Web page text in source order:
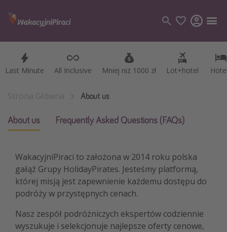
Last Minute All Inclusive Mniej niż 1000 zł Lot+hotel
Last Minute All Inclusive Mniej niż 1000 zł Lot+hotel
Kategorie
Wakacje
Kierunki
Grecja
Egipt
About us
About us Frequently Asked Questions (FAQs)
WakacyjniPiraci to założona w 2014 roku polska
gałąź Grupy HolidayPirates. Jesteśmy platformą,
której misją jest zapewnienie każdemu dostępu do
podróży w przystępnych cenach.
Nasz zespół podróżniczych ekspertów codziennie
wyszukuje i selekcjonuje najlepsze oferty cenowe,